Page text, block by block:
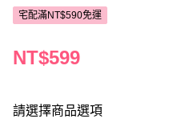
宅配滿NT$590免運
NT$599
請選擇商品選項